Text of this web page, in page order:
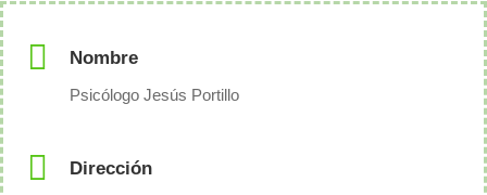
Nombre
Psicólogo Jesús Portillo
Dirección